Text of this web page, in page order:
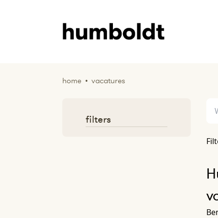
home • vacatures
filters